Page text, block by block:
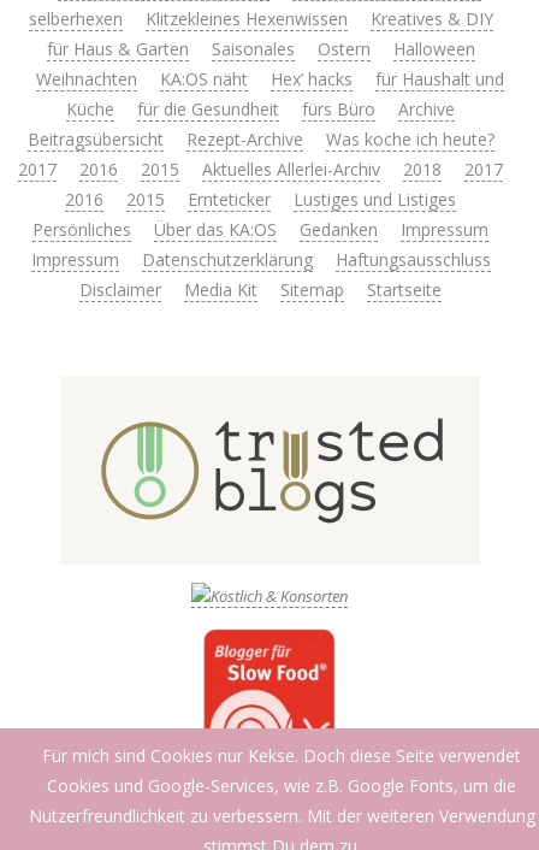
selberhexen
Klitzekleines Hexenwissen
Kreatives & DIY
für Haus & Garten
Saisonales Ostern
Halloween
Weihnachten
KA:OS näht Hex’ hacks
für Haushalt und
Küche
für die Gesundheit fürs Büro
Archive
Beitragsübersicht
Rezept-Archive
Was koche ich heute?
2017
2016 2015 Aktuelles Allerlei-Archiv 2018
2017
2016
2015 Ernteticker
Lustiges und Listiges
Persönliches
Über das KA:OS Gedanken
Impressum
Impressum
Datenschutzerklärung
Haftungsausschluss
Disclaimer
Media Kit Sitemap Startseite
Für mich sind Cookies nur Kekse. Doch diese Seite verwendet
Cookies und Google-Services, wie z.B. Google Fonts, um die
Nutzerfreundlichkeit zu verbessern. Mit der weiteren Verwendung